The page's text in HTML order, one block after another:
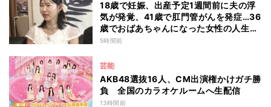
18歳で妊娠、出産予定1週間前に夫の浮
気が発覚、41歳で肛門管がんを発症…36
歳でおばあちゃんになった女性の人生に
島田珠代も思わず涙 『愛のハイエナ
5時間前
芸能
AKB48選抜16人、CM出演権かけガチ勝
負 全国のカラオケルームへ生配信
13時間前